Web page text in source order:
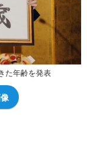
た年齢を発表